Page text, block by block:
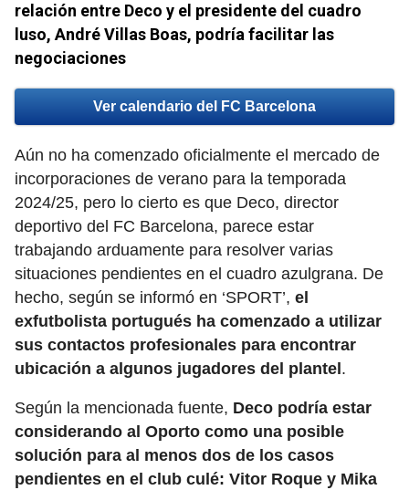
relación entre Deco y el presidente del cuadro
luso, André Villas Boas, podría facilitar las
negociaciones
Ver calendario del FC Barcelona
Aún no ha comenzado oficialmente el mercado de
incorporaciones de verano para la temporada
2024/25, pero lo cierto es que Deco, director
deportivo del FC Barcelona, parece estar
trabajando arduamente para resolver varias
situaciones pendientes en el cuadro azulgrana. De
hecho, según se informó en ‘SPORT’, el
exfutbolista portugués ha comenzado a utilizar
sus contactos profesionales para encontrar
ubicación a algunos jugadores del plantel .
Según la mencionada fuente, Deco podría estar
considerando al Oporto como una posible
solución para al menos dos de los casos
pendientes en el club culé: Vitor Roque y Mika